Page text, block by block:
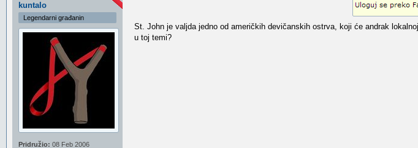
kuntalo
Legendarni građanin
Pridružio: 08 Feb 2006
St. John je valjda jedno od američkih devičanskih ostrva, koji će andrak
u toj temi?